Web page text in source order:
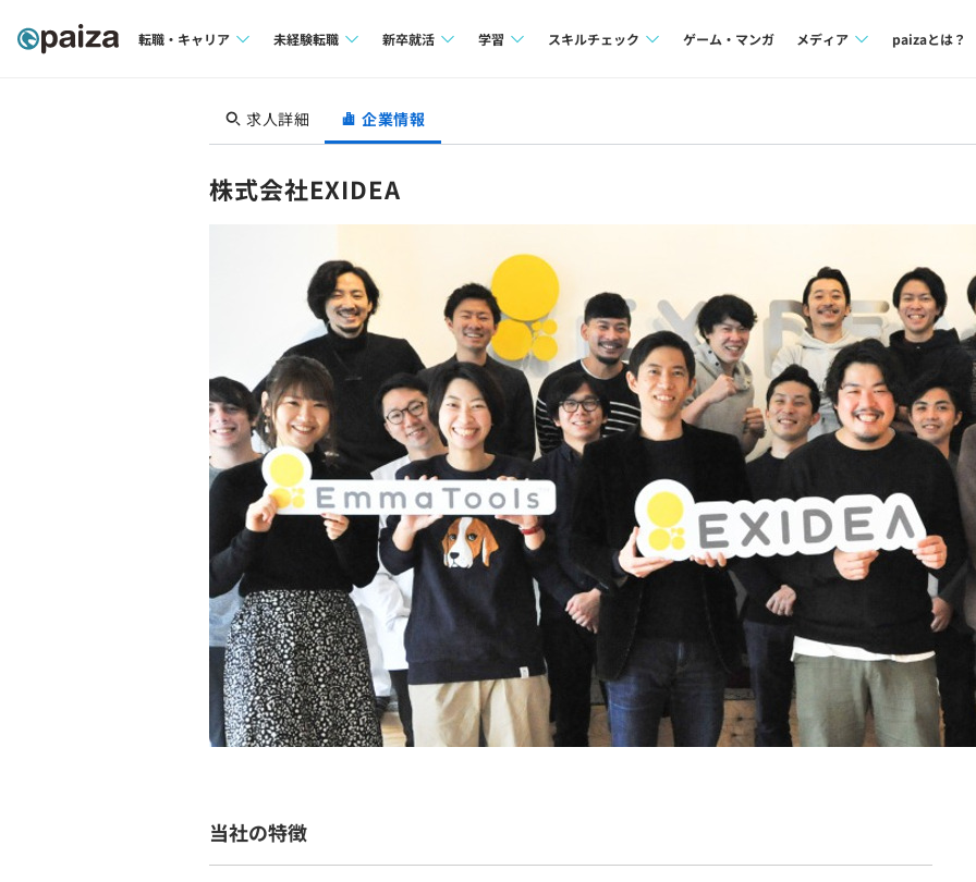
転職・キャリア
転職成功ガイド
未経験転職
求人検索
転職成功ガイド
新卒就活
本選考
イベント・セミナー
インタビュー
就活成功ガイド
学習
リファレンス
プラン
個人向けプラン
法人向けプラン
学校向けプラン
契約内容・クーポン
スキルチェック ゲーム・マンガ メディア paizaとは？
求人詳細 企業情報
株式会社EXIDEA
当社の特徴